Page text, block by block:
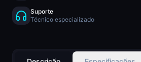
Suporte
Técnico especializado